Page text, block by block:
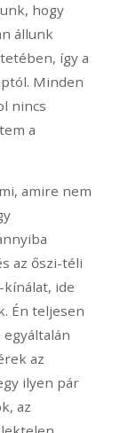
hogy
állunk
így a
Minden
nincs
a
amire nem
az őszi-téli
ide
Én teljesen
az
ilyen pár
az